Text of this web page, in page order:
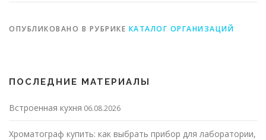
ОПУБЛИКОВАНО В РУБРИКЕ КАТАЛОГ ОРГАНИЗАЦИЙ
ПОСЛЕДНИЕ МАТЕРИАЛЫ
Встроенная кухня 06.08.2026
Хроматограф купить: как выбрать прибор для лаборатории,